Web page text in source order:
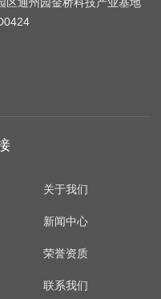
关于我们
新闻中心
荣誉资质
联系我们